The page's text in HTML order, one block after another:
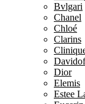
Bvlgari
Chanel
Chloé
Clarins
Dior
Elemis
Estee